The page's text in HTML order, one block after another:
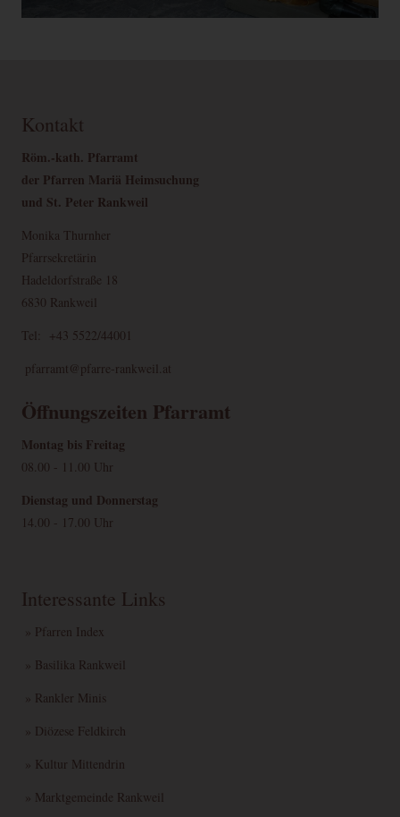
Kontakt
Röm.-kath. Pfarramt
der Pfarren Mariä Heimsuchung
und St. Peter Rankweil
Monika Thurnher
Pfarrsekretärin
Hadeldorfstraße 18
6830 Rankweil
Tel: +43 5522/44001
pfarramt@pfarre-rankweil.at
Öffnungszeiten Pfarramt
Montag bis Freitag
08.00 - 11.00 Uhr
Dienstag und Donnerstag
14.00 - 17.00 Uhr
Interessante Links
» Pfarren Index
» Basilika Rankweil
» Rankler Minis
» Diözese Feldkirch
» Kultur Mittendrin
» Marktgemeinde Rankweil